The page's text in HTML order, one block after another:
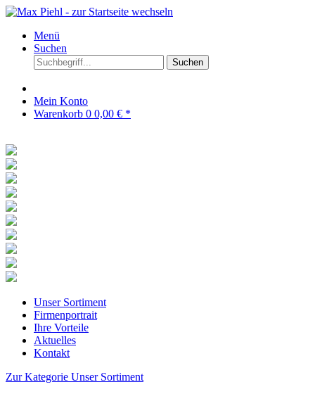
Menü
Suchen
Suchen
Mein Konto
Warenkorb 0 0,00 € *
Unser Sortiment
Firmenportrait
Ihre Vorteile
Aktuelles
Kontakt
Zur Kategorie Unser Sortiment